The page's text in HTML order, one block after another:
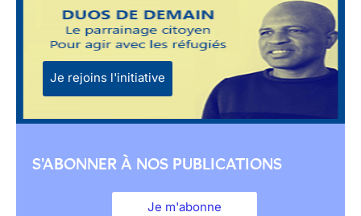
Je rejoins l'initiative
S'ABONNER À NOS PUBLICATIONS
Je m'abonne